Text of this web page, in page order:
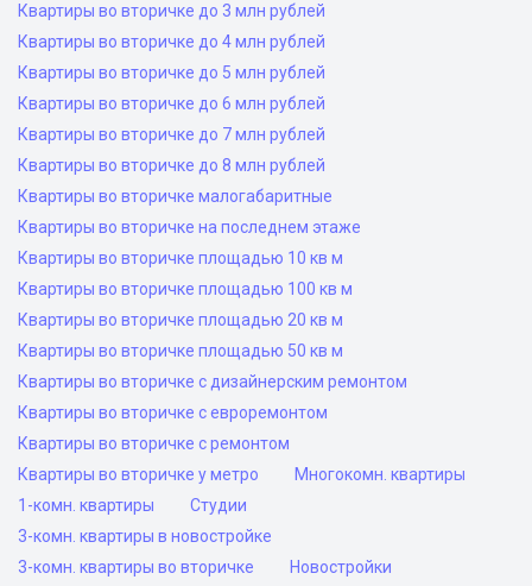
Квартиры во вторичке до 3 млн рублей
Квартиры во вторичке до 4 млн рублей
Квартиры во вторичке до 5 млн рублей
Квартиры во вторичке до 6 млн рублей
Квартиры во вторичке до 7 млн рублей
Квартиры во вторичке до 8 млн рублей
Квартиры во вторичке малогабаритные
Квартиры во вторичке на последнем этаже
Квартиры во вторичке площадью 10 кв м
Квартиры во вторичке площадью 100 кв м
Квартиры во вторичке площадью 20 кв м
Квартиры во вторичке площадью 50 кв м
Квартиры во вторичке с дизайнерским ремонтом
Квартиры во вторичке с евроремонтом
Квартиры во вторичке с ремонтом
Квартиры во вторичке у метро
Многокомн. квартиры
1-комн. квартиры
Студии
3-комн. квартиры в новостройке
3-комн. квартиры во вторичке
Новостройки